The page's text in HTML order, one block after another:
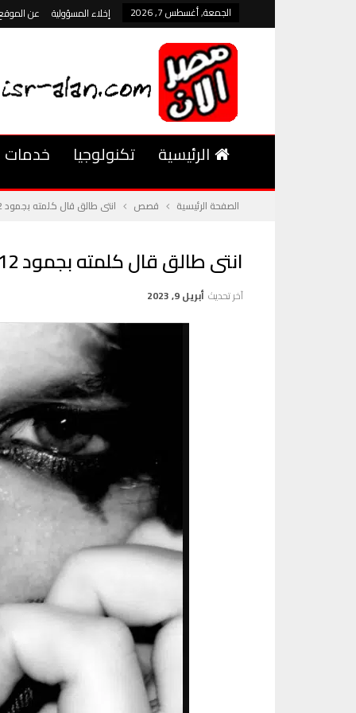
الجمعة, أغسطس 7, 2026 إخلاء المسؤولية عن
الرئيسية تكنولوجيا خدمات
الصفحة الرئيسية قصص انتى طالق قال كلمته بجمود 12
انتى طالق قال كلمته بجمود 12
آخر تحديث أبريل 9, 2023